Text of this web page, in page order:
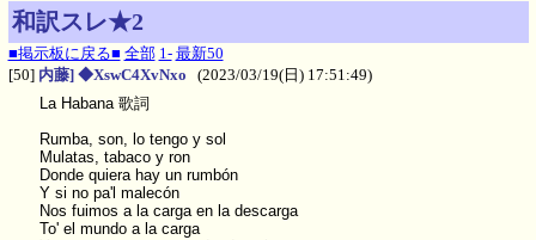
和訳スレ★2
■掲示板に戻る■ 全部 1- 最新50
[50] 内藤] ◆XswC4XvNxo
(2023/03/19(日) 17:51:49)
La Habana 歌詞
Rumba, son, lo tengo y sol
Mulatas, tabaco y ron
Donde quiera hay un rumbón
Y si no pa'l malecón
Nos fuimos a la carga en la descarga
To' el mundo a la carga